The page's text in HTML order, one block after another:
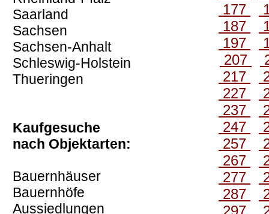
Saarland
Sachsen
Sachsen-Anhalt
Schleswig-Holstein
Thueringen
Kaufgesuche
nach Objektarten:
Bauernhäuser
Bauernhöfe
Aussiedlungen
177
187
197
207
217
227
237
247
257
267
277
287
297